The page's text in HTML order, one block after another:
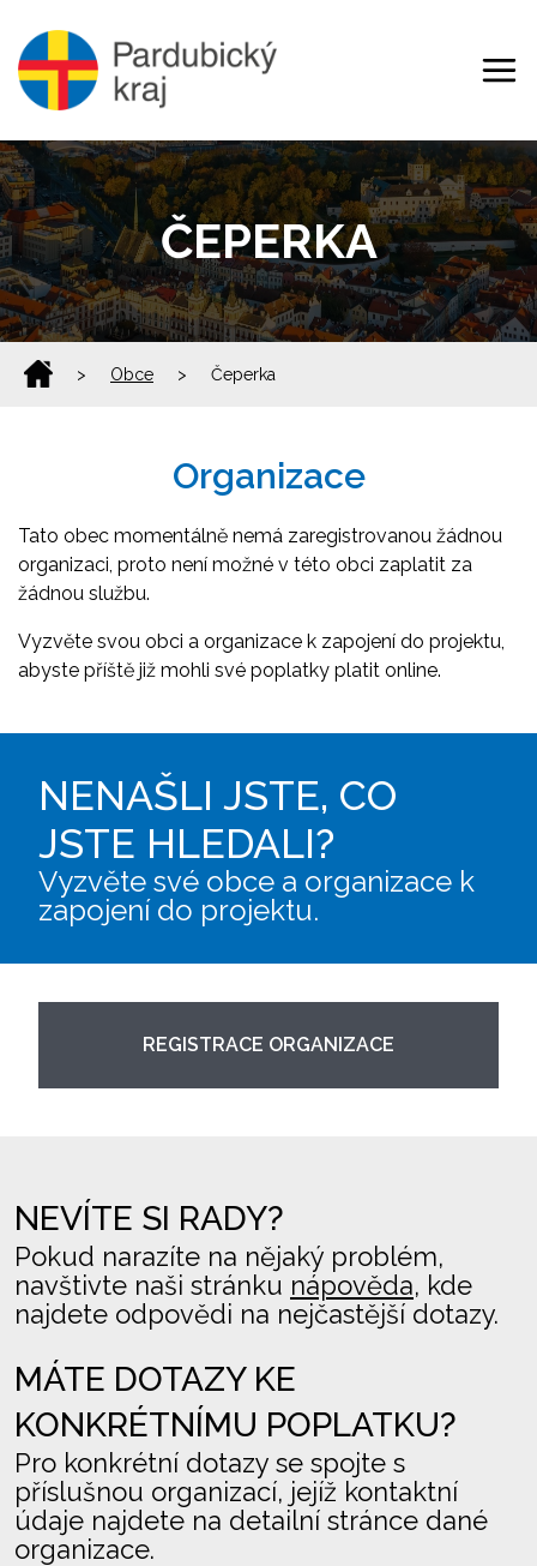
ČEPERKA
> Obce > Čeperka
Organizace
Tato obec momentálně nemá zaregistrovanou žádnou
organizaci, proto není možné v této obci zaplatit za
žádnou službu.
Vyzvěte svou obci a organizace k zapojení do projektu,
abyste příště již mohli své poplatky platit online.
NENAŠLI JSTE, CO
JSTE HLEDALI?
Vyzvěte své obce a organizace k
zapojení do projektu.
REGISTRACE ORGANIZACE
NEVÍTE SI RADY?
Pokud narazíte na nějaký problém,
navštivte naši stránku nápověda, kde
najdete odpovědi na nejčastější dotazy.
MÁTE DOTAZY KE
KONKRÉTNÍMU POPLATKU?
Pro konkrétní dotazy se spojte s
příslušnou organizací, jejíž kontaktní
údaje najdete na detailní stránce dané
organizace.